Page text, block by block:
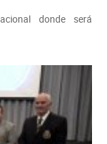
donde será